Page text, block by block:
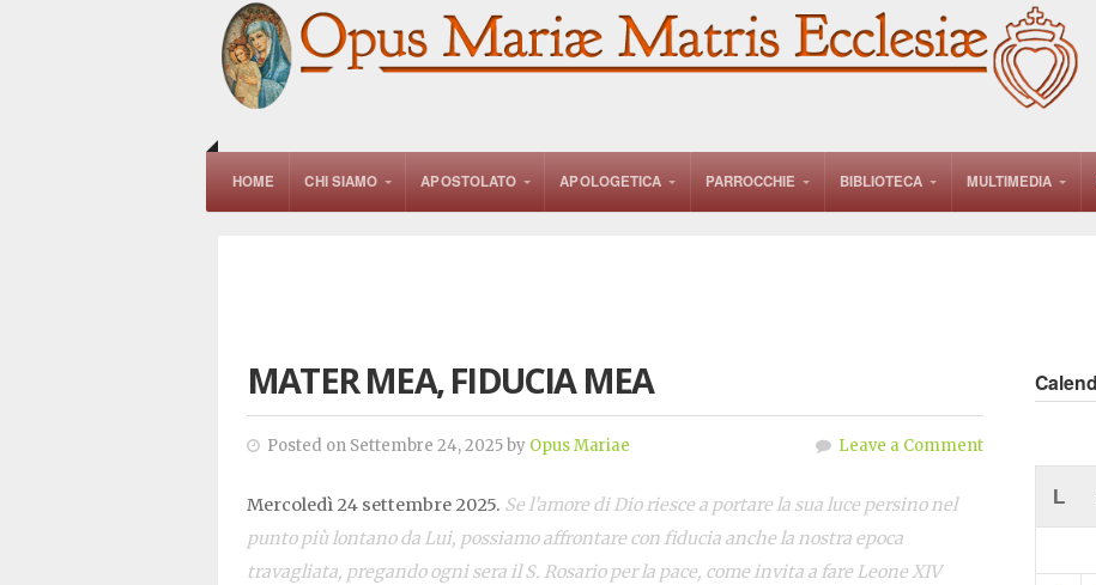
HOME CHI SIAMO APOSTOLATO APOLOGETICA PARROCCHIE BIBLIOTECA MULTIMEDIA
MATER MEA, FIDUCIA MEA
Posted on Settembre 24, 2025 by Opus Mariae Leave a Comment
Mercoledì 24 settembre 2025. Se l’amore di Dio riesce a portare la sua luce persino nel
punto più lontano da Lui, possiamo affrontare con fiducia anche la nostra epoca
travagliata, pregando ogni sera il S. Rosario per la pace, come invita a fare Leone XIV
L